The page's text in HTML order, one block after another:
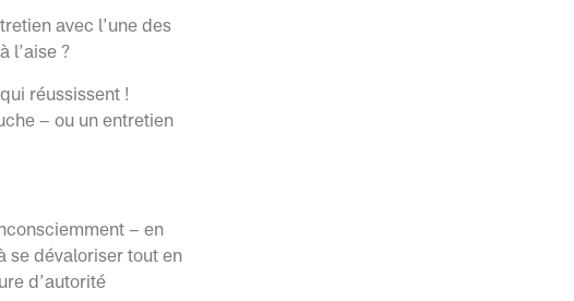
avec l’une des
l’aise ?
réussissent !
– ou un entretien
– en
se dévaloriser tout en
d’autorité